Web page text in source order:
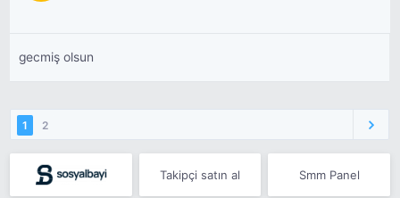
gecmiş olsun
1 2
Takipçi satın al Smm Panel